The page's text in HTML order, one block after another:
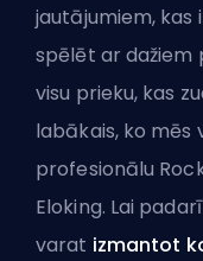
jautājumiem, kas
spēlēt ar dažiem
visu prieku, kas
labākais, ko mēs
profesionālu
Eloking. Lai
varat izmantot